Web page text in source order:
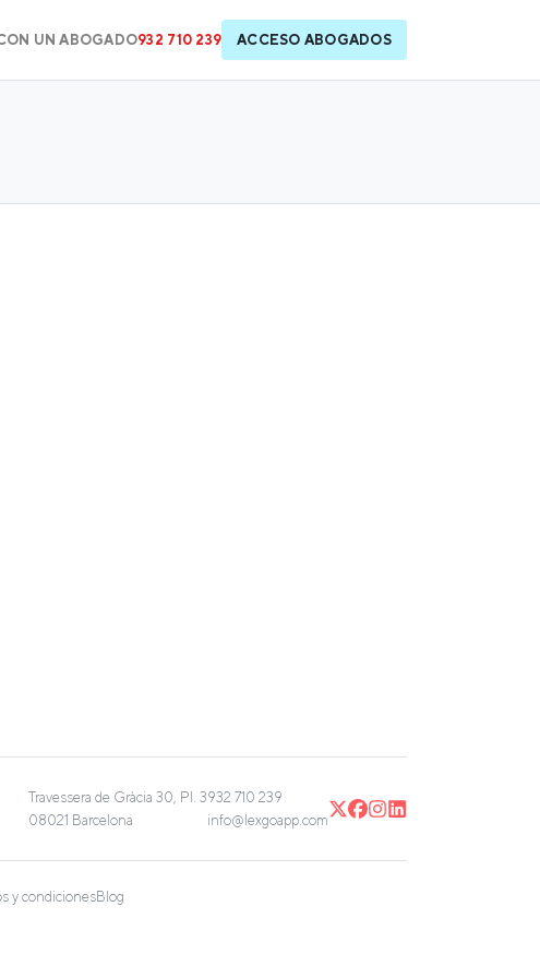
UN ABOGADO932 710 239 ACCESO ABOGADOS
Travessera de Gràcia 30, Pl. 3
08021 Barcelona
932 710 239
info@lexgoapp.com
y condicionesBlog